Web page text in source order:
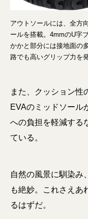
アウトソールには、全方
ールを搭載。4mmのU字
かかと部分には接地面の
路でも高いグリップ力を
また、クッション性
EVAのミッドソール
への負担を軽減する
ている。
自然の風景に馴染み
も絶妙。これさえあ
るはずだ。